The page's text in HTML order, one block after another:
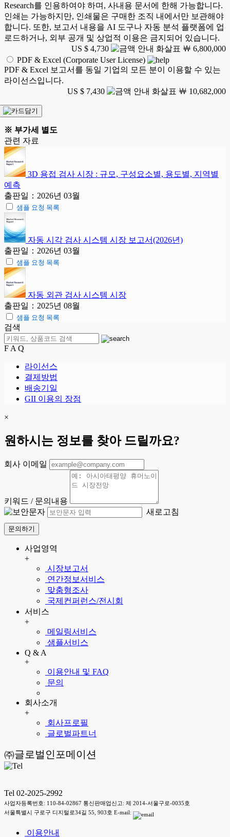
Research를 인용하여야 하며, 사내용 문서에 한해 가능합니다.
인쇄는 가능하지만, 인쇄물은 구매한 조직 내에서만 보관해야
합니다. 또한, 보고서 내용을 AI 도구나 자동 분석 플랫폼에 업
로드하거나, 외부 공개 및 상업적 이용은 금지되어 있습니다.
US $ 4,730
￦ 6,800,000
PDF & Excel (Corporate User License)
PDF & Excel 보고서를 동일 기업의 모든 분이 이용할 수 있는
라이선스입니다.
US $ 7,430
￦ 10,682,000
※ 부가세 별도
관련 자료
3D 용접 검사 시장 : 규모, 구성요소별, 용도별, 지역별
예측
출판일：2026년 03월
샘플 요청 목록
자동 시각 검사 시스템 시장 보고서(2026년)
출판일：2026년 03월
샘플 요청 목록
자동 외관 검사 시스템 시장
출판일：2025년 08월
샘플 요청 목록
검색
F A Q
라이선스
결제방법
배송기일
GII 이용의 장점
×
원하시는 정보를 찾아 드릴까요?
회사 이메일
키워드 / 문의내용
새로고침
문의하기
사업영역
+
시장보고서
연간정보서비스
맞춤형조사
국제컨퍼런스/전시회
서비스
+
메일링서비스
샘플서비스
Q & A
+
이용안내 및 FAQ
문의
회사소개
+
회사프로필
글로벌파트너
㈜글로벌인포메이션
Tel 02-2025-2992
사업자등록번호: 110-84-02867 통신판매업신고: 제 2014-서울구로-0035호
서울특별시 구로구 디지털로34길 55, 903호 E-mail:
이용안내